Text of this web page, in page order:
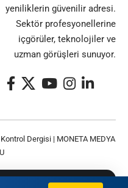
yeniliklerin güvenilir adresi.
Sektör profesyonellerine
içgörüler, teknolojiler ve
uzman görüşleri sunuyor.
Dergisi | MONETA MEDYA